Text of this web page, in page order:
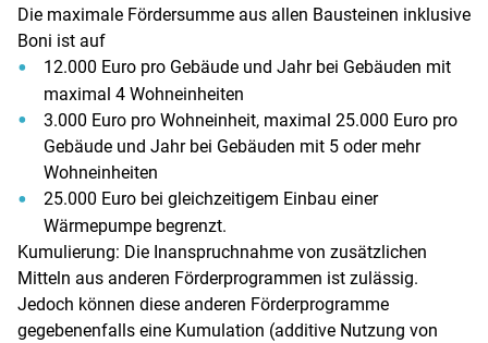
Die maximale Fördersumme aus allen Bausteinen inklusive
Boni ist auf
12.000 Euro pro Gebäude und Jahr bei Gebäuden mit
maximal 4 Wohneinheiten
3.000 Euro pro Wohneinheit, maximal 25.000 Euro pro
Gebäude und Jahr bei Gebäuden mit 5 oder mehr
Wohneinheiten
25.000 Euro bei gleichzeitigem Einbau einer
Wärmepumpe begrenzt.
Kumulierung: Die Inanspruchnahme von zusätzlichen
Mitteln aus anderen Förderprogrammen ist zulässig.
Jedoch können diese anderen Förderprogramme
gegebenenfalls eine Kumulation (additive Nutzung von